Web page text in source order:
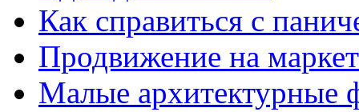
Как справиться с
Продвижение на
Малые архитектурные